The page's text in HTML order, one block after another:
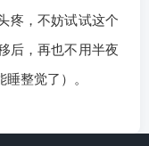
疼，不妨试试这个
后，再也不用半夜
整觉了）。